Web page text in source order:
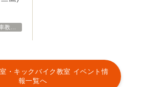
【東京都】の親子自転車教室・イベント 開催スケジュール一覧
・キックバイク教室 イベント情
報一覧へ